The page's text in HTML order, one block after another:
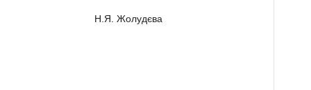
Н.Я. Жолудєва